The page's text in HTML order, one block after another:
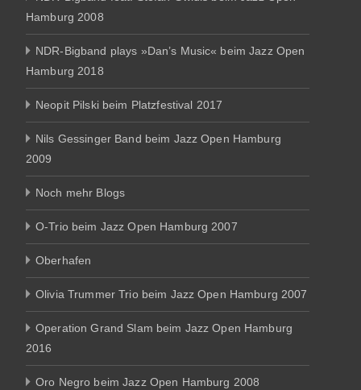
Hamburg 2008
NDR-Bigband plays »Dan’s Music« beim Jazz Open
Hamburg 2018
Neopit Pilski beim Platzfestival 2017
Nils Gessinger Band beim Jazz Open Hamburg
2009
Noch mehr Blogs
O-Trio beim Jazz Open Hamburg 2007
Oberhafen
Olivia Trummer Trio beim Jazz Open Hamburg 2007
Operation Grand Slam beim Jazz Open Hamburg
2016
Oro Negro beim Jazz Open Hamburg 2008